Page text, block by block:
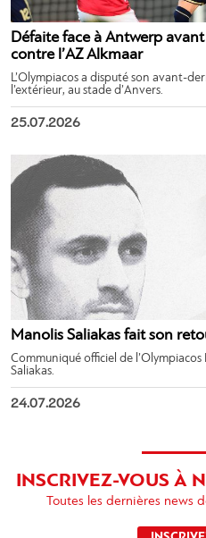
Défaite face à Antwerp
contre l’AZ Alkmaar
L’Olympiacos a disputé son avant-
l’extérieur, au stade d’Anvers.
25.07.2026
Manolis Saliakas fait son
Communiqué officiel de
Saliakas.
24.07.2026
INSCRIVEZ-VOUS À
Toutes les dernières news